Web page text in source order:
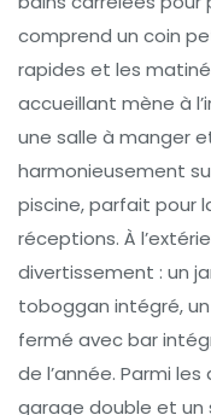
comprend un coin
rapides et les
accueillant mène à
une salle à manger
harmonieusement
piscine, parfait pour
réceptions. À
divertissement : un
toboggan intégré,
fermé avec bar
de l’année. Parmi
garage double et un